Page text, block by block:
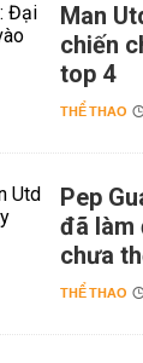
Man
chiến
top 4
THỂ THAO
Pep
đã làm
chưa
THỂ THAO